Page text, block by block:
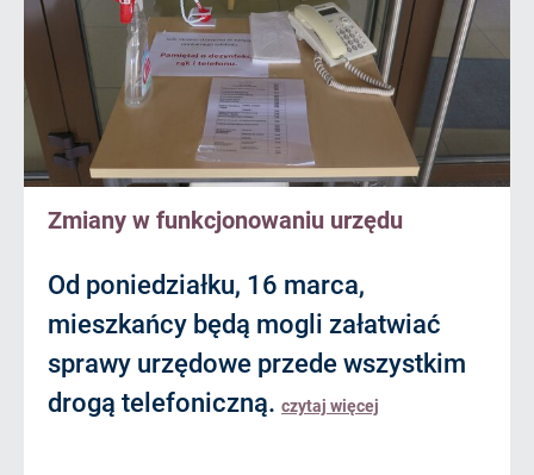
Zmiany w funkcjonowaniu urzędu
Od poniedziałku, 16 marca,
mieszkańcy będą mogli załatwiać
sprawy urzędowe przede wszystkim
drogą telefoniczną. czytaj więcej